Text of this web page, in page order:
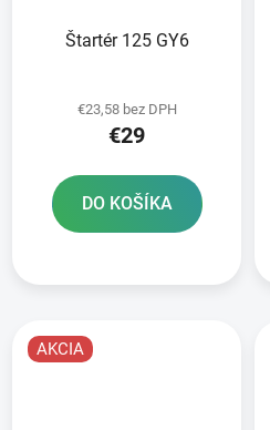
Štartér 125 GY6
€23,58 bez DPH
€29
DO KOŠÍKA
AKCIA